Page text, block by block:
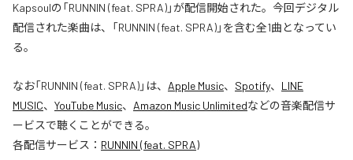
Kapsoulの「RUNNIN (feat. SPRA)」が配信開始された。今回デジタル
配信された楽曲は、「RUNNIN (feat. SPRA)」を含む全1曲となってい
る。
なお「RUNNIN (feat. SPRA)」は、 Apple Music、 Spotify、 LINE
MUSIC、 YouTube Music、 Amazon Music Unlimitedなどの音楽配信サ
ービスで聴くことができる。
各配信サービス： RUNNIN (feat. SPRA)